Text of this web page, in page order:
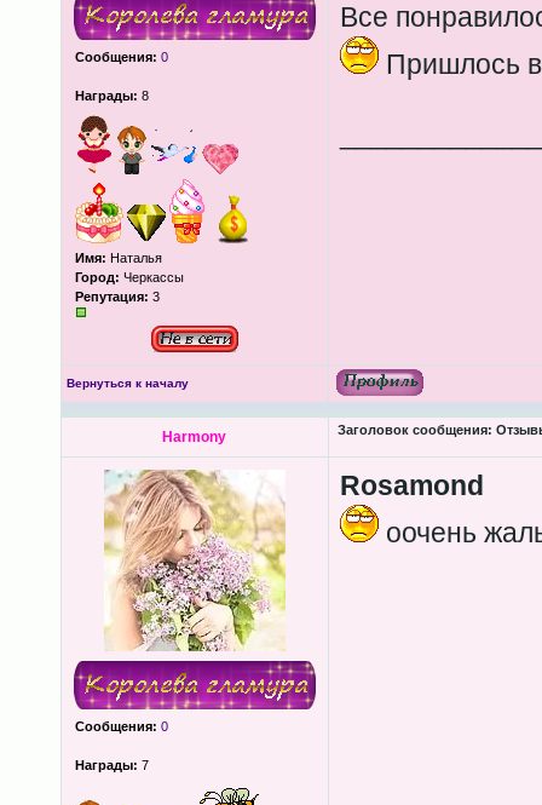
Сообщения: 0
Награды: 8
Имя: Наталья
Город: Черкассы
Репутация: 3
Все
Пришлось
Вернуться к началу
Harmony Заголовок сообщения:
Сообщения: 0
Награды: 7
Rosamond
оочень